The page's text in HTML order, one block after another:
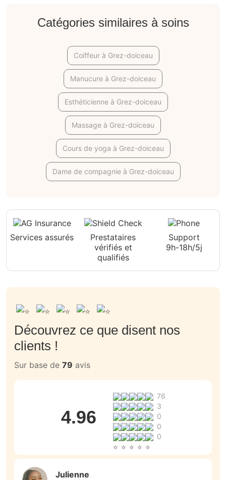
Catégories similaires à soins
Coiffeur à Grez-doiceau
Manucure à Grez-doiceau
Esthéticienne à Grez-doiceau
Massage à Grez-doiceau
Cours de yoga à Grez-doiceau
Dame de compagnie à Grez-doiceau
Services assurés
Prestataires
vérifiés et
qualifiés
Support
9h-18h/5j
Découvrez ce que disent nos
clients !
Sur base de 79 avis
4.96
76
3
0
0
0
Julienne